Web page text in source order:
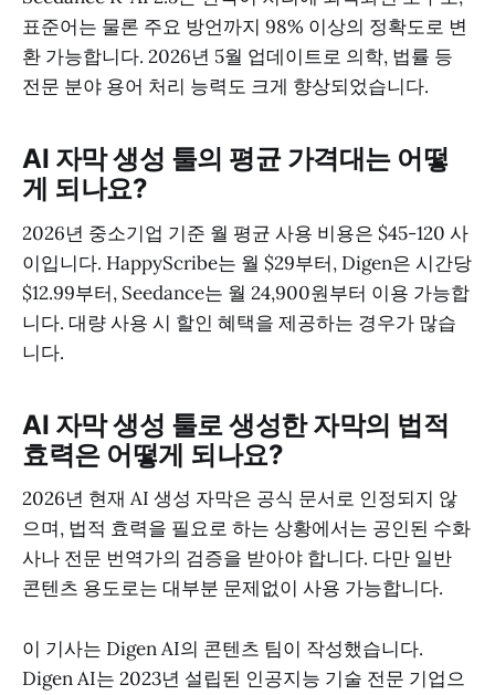
표준어는 물론 주요 방언까지 98% 이상의 정확도로 변
환 가능합니다. 2026년 5월 업데이트로 의학, 법률 등
전문 분야 용어 처리 능력도 크게 향상되었습니다.
AI 자막 생성 툴의 평균 가격대는 어떻
게 되나요?
2026년 중소기업 기준 월 평균 사용 비용은 $45-120 사
이입니다. HappyScribe는 월 $29부터, Digen은 시간당
$12.99부터, Seedance는 월 24,900원부터 이용 가능합
니다. 대량 사용 시 할인 혜택을 제공하는 경우가 많습
니다.
AI 자막 생성 툴로 생성한 자막의 법적
효력은 어떻게 되나요?
2026년 현재 AI 생성 자막은 공식 문서로 인정되지 않
으며, 법적 효력을 필요로 하는 상황에서는 공인된 수화
사나 전문 번역가의 검증을 받아야 합니다. 다만 일반
콘텐츠 용도로는 대부분 문제없이 사용 가능합니다.
이 기사는 Digen AI의 콘텐츠 팀이 작성했습니다.
Digen AI는 2023년 설립된 인공지능 기술 전문 기업으